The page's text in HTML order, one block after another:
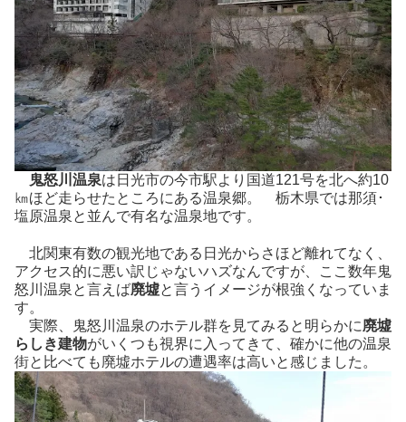
鬼怒川温泉は日光市の今市駅より国道121号を北へ約10
㎞ほど走らせたところにある温泉郷。 栃木県では那須･
塩原温泉と並んで有名な温泉地です。
北関東有数の観光地である日光からさほど離れてなく、
アクセス的に悪い訳じゃないハズなんですが、ここ数年鬼
怒川温泉と言えば廃墟と言うイメージが根強くなっていま
す。
実際、鬼怒川温泉のホテル群を見てみると明らかに廃墟
らしき建物がいくつも視界に入ってきて、確かに他の温泉
街と比べても廃墟ホテルの遭遇率は高いと感じました。